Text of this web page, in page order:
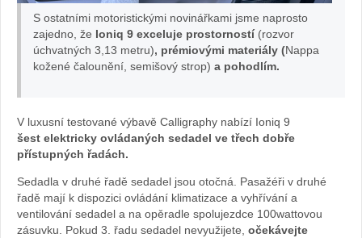
autě.cz
S ostatními motoristickými novinářkami jsme naprosto
zajedno, že Ioniq 9 exceluje prostorností (rozvor
úchvatných 3,13 metru), prémiovými materiály (Nappa
kožené čalounění, semišový strop) a pohodlím.
V luxusní testované výbavě Calligraphy nabízí Ioniq 9
šest elektricky ovládaných sedadel ve třech dobře
přístupných řadách.
Sedadla v druhé řadě sedadel jsou otočná. Pasažéři v druhé
řadě mají k dispozici ovládání klimatizace a vyhřívání a
ventilování sedadel a na opěradle spolujezdce 100wattovou
zásuvku. Pokud 3. řadu sedadel nevyužijete, očekávejte